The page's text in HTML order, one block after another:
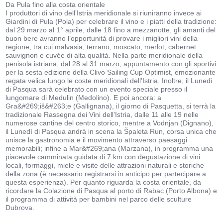
Da Pula fino alla costa orientale
I produttori di vino dell’Istria meridionale si riuniranno invece ai
Giardini di Pula (Pola) per celebrare il vino e i piatti della tradizione:
dal 29 marzo al 1° aprile, dalle 18 fino a mezzanotte, gli amanti del
buon bere avranno l’opportunità di provare i migliori vini della
regione, tra cui malvasia, terrano, moscato, merlot, cabernet
sauvignon e cuvée di alta qualità. Nella parte meridionale della
penisola istriana, dal 28 al 31 marzo, appuntamento con gli sportivi
per la sesta edizione della Clivo Sailing Cup Optimist, emozionante
regata velica lungo le coste meridionali dell’Istria. Inoltre, il Lunedì
di Pasqua sarà celebrato con un evento speciale presso il
lungomare di Medulin (Medolino). E poi ancora: a
Gra&#269;iš&#263;e (Gallignana), il giorno di Pasquetta, si terrà la
tradizionale Rassegna dei Vini dell’Istria, dalle 11 alle 19 nelle
numerose cantine del centro storico, mentre a Vodnjan (Dignano),
il Lunedì di Pasqua andrà in scena la Špaleta Run, corsa unica che
unisce la gastronomia e il movimento attraverso paesaggi
memorabili; infine a Mar&#269;ana (Marzana), in programma una
piacevole camminata guidata di 7 km con degustazione di vini
locali, formaggi, miele e visite delle attrazioni naturali e storiche
della zona (è necessario registrarsi in anticipo per partecipare a
questa esperienza). Per quanto riguarda la costa orientale, da
ricordare la Colazione di Pasqua al porto di Rabac (Porto Albona) e
il programma di attività per bambini nel parco delle sculture
Dubrova.